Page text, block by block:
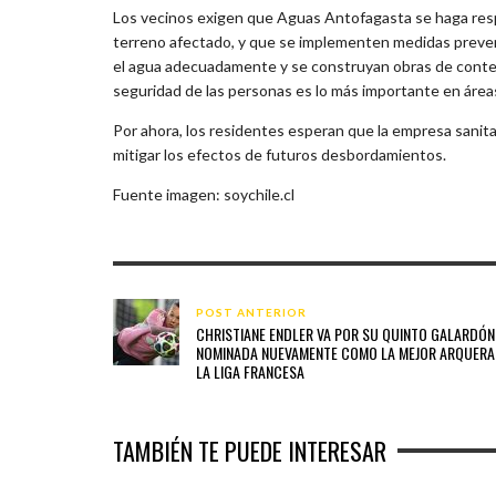
Los vecinos exigen que Aguas Antofagasta se haga
terreno afectado, y que se implementen medidas
el agua adecuadamente y se construyan obras de
seguridad de las personas es lo más importante en
Por ahora, los residentes esperan que la empresa
mitigar los efectos de futuros desbordamientos.
Fuente imagen: soychile.cl
POST ANTERIOR
CHRISTIANE ENDLER VA POR SU QUINTO
NOMINADA NUEVAMENTE COMO LA MEJOR
LA LIGA FRANCESA
TAMBIÉN TE PUEDE INTERESAR